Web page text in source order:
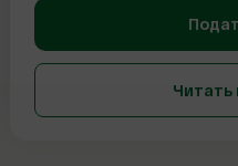
Читать